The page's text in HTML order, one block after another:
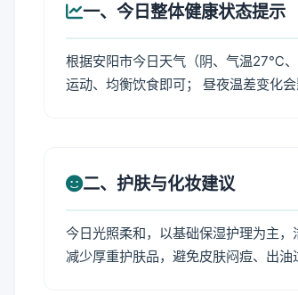
一、今日整体健康状态提示
根据安阳市今日天气（阴、气温27℃
运动、均衡饮食即可； 昼夜温差变化
二、护肤与化妆建议
今日光照柔和，以基础保湿护理为主
减少厚重护肤品，避免皮肤闷痘、出油